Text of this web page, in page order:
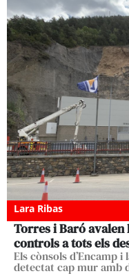
Lara Ribas
Torres i Baró avalen
controls a tots els
Els cònsols d’Encamp
detectat cap mur amb